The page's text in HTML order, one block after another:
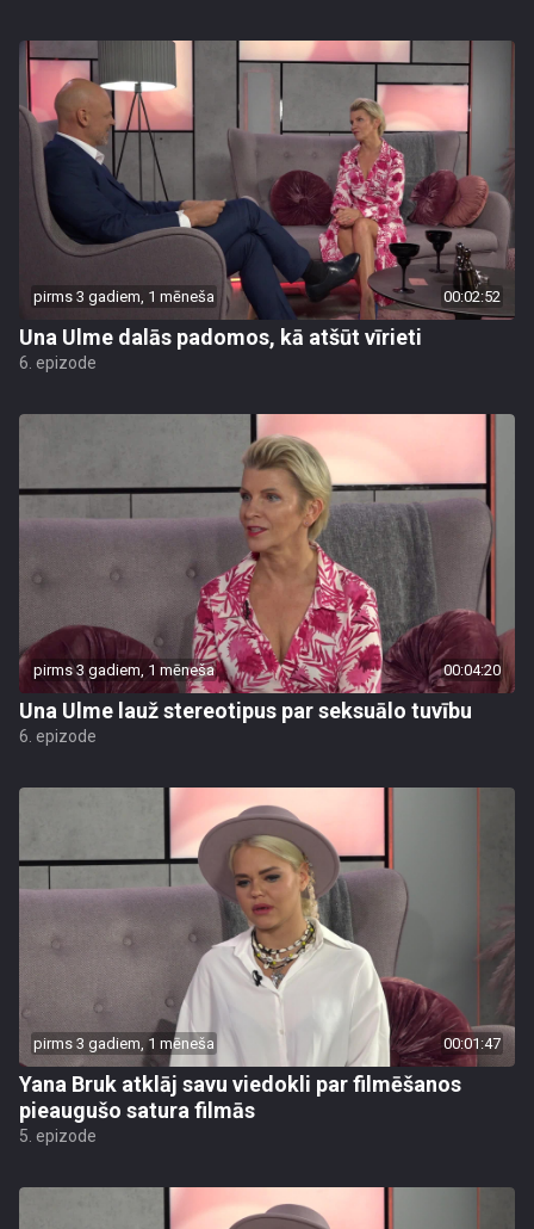
pirms 3 gadiem, 1 mēneša 00:02:52
Una Ulme dalās padomos, kā atšūt vīrieti
6. epizode
pirms 3 gadiem, 1 mēneša 00:04:20
Una Ulme lauž stereotipus par seksuālo tuvību
6. epizode
pirms 3 gadiem, 1 mēneša 00:01:47
Yana Bruk atklāj savu viedokli par filmēšanos
pieaugušo satura filmās
5. epizode